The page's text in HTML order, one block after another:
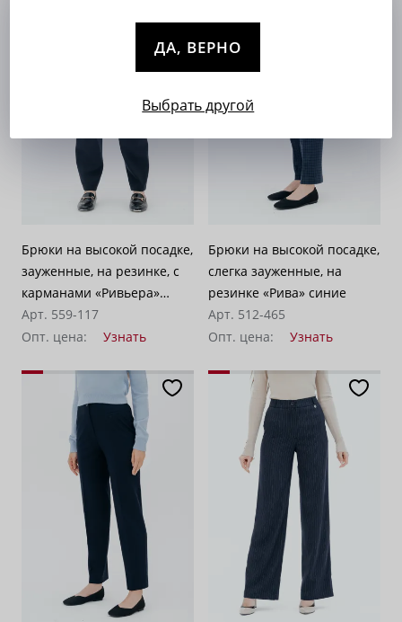
Брюки на высокой посадке,
зауженные, на резинке, с
карманами «Ривьера»
синие
Арт. 559-117
Опт. цена:
Узнать
Брюки на высокой посадке,
слегка зауженные, на
резинке «Рива» синие
Арт. 512-465
Опт. цена:
Узнать
ДА, ВЕРНО
Выбрать другой